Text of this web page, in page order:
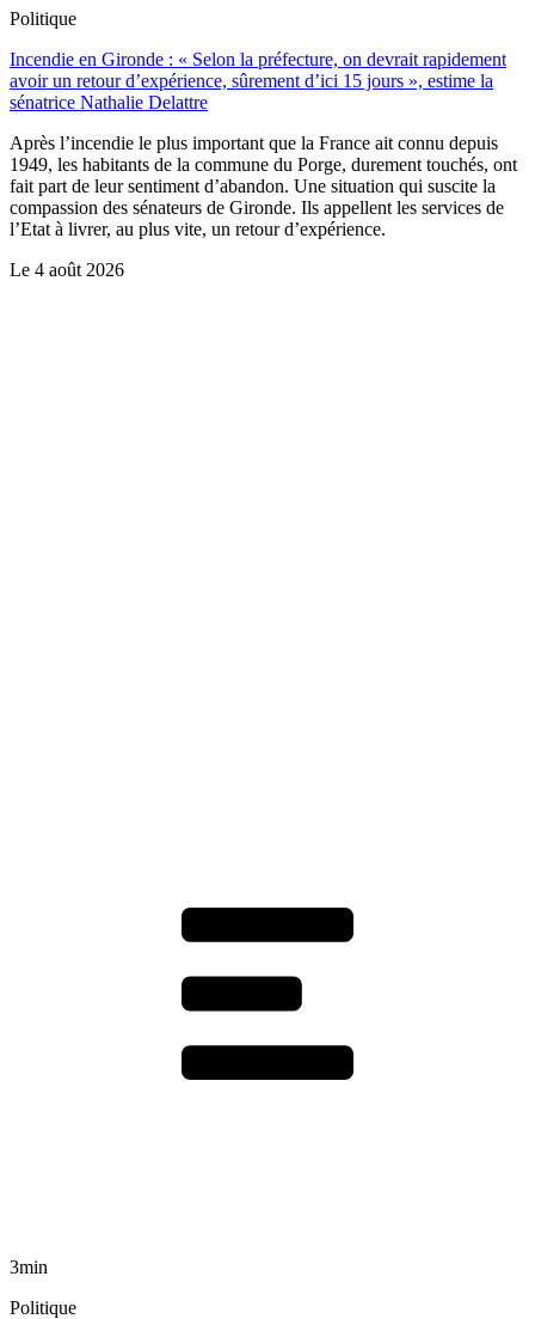
Politique
Incendie en Gironde : « Selon la préfecture, on devrait rapidement
avoir un retour d’expérience, sûrement d’ici 15 jours », estime la
sénatrice Nathalie Delattre
Après l’incendie le plus important que la France ait connu depuis
1949, les habitants de la commune du Porge, durement touchés, ont
fait part de leur sentiment d’abandon. Une situation qui suscite la
compassion des sénateurs de Gironde. Ils appellent les services de
l’Etat à livrer, au plus vite, un retour d’expérience.
Le 4 août 2026
3min
Politique